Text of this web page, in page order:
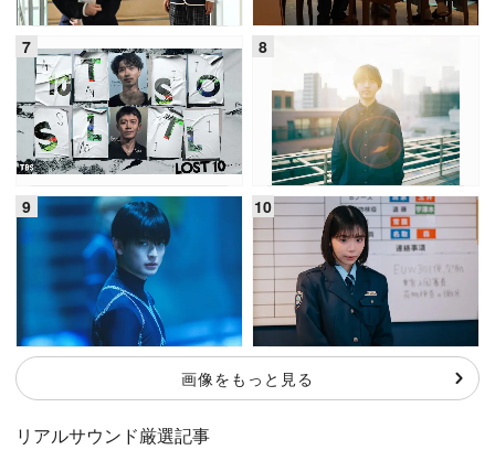
画像をもっと見る
リアルサウンド厳選記事